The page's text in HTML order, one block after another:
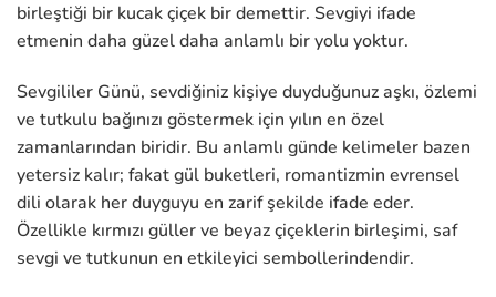
birleştiği bir kucak çiçek bir demettir. Sevgiyi ifade
etmenin daha güzel daha anlamlı bir yolu yoktur.
Sevgililer Günü, sevdiğiniz kişiye duyduğunuz aşkı, özlemi
ve tutkulu bağınızı göstermek için yılın en özel
zamanlarından biridir. Bu anlamlı günde kelimeler bazen
yetersiz kalır; fakat gül buketleri, romantizmin evrensel
dili olarak her duyguyu en zarif şekilde ifade eder.
Özellikle kırmızı güller ve beyaz çiçeklerin birleşimi, saf
sevgi ve tutkunun en etkileyici sembollerindendir.